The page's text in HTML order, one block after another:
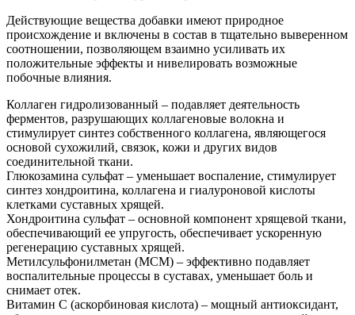
Действующие вещества добавки имеют природное
происхождение и включены в состав в тщательно выверенном
соотношении, позволяющем взаимно усиливать их
положительные эффекты и нивелировать возможные
побочные влияния.
Коллаген гидролизованный – подавляет деятельность
ферментов, разрушающих коллагеновые волокна и
стимулирует синтез собственного коллагена, являющегося
основой сухожилий, связок, кожи и других видов
соединительной ткани.
Глюкозамина сульфат – уменьшает воспаление, стимулирует
синтез хондроитина, коллагена и гиалуроновой кислоты
клетками суставных хрящей.
Хондроитина сульфат – основной компонент хрящевой ткани,
обеспечивающий ее упругость, обеспечивает ускоренную
регенерацию суставных хрящей.
Метилсульфонилметан (МСМ) – эффективно подавляет
воспалительные процессы в суставах, уменьшает боль и
снимает отек.
Витамин С (аскорбиновая кислота) – мощный антиоксидант,